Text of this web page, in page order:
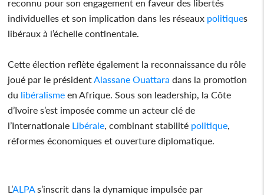
reconnu pour son engagement en faveur des libertés
individuelles et son implication dans les réseaux politiques
libéraux à l’échelle continentale.
Cette élection reflète également la reconnaissance du rôle
joué par le présidentAlassane Ouattara dans la promotion
du libéralisme en Afrique. Sous son leadership, la Côte
d’Ivoire s’est imposée comme un acteur clé de
l’Internationale Libérale, combinant stabilité politique,
réformes économiques et ouverture diplomatique.
L’ALPAs’inscrit dans la dynamique impulsée par